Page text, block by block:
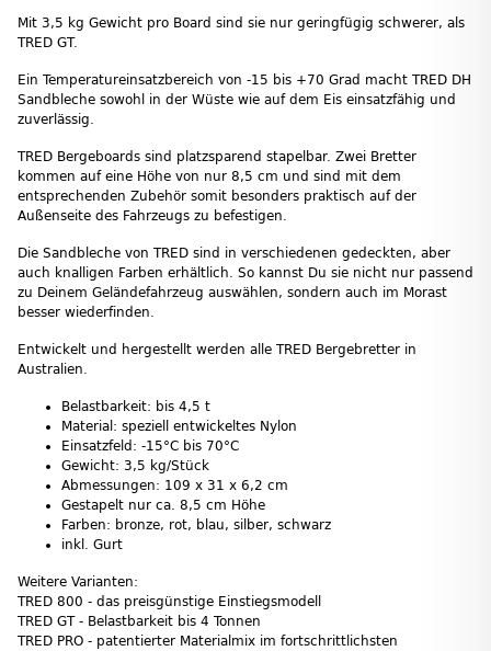
Mit 3,5 kg Gewicht pro Board sind sie nur geringfügig schwerer, als
TRED GT.
Ein Temperatureinsatzbereich von -15 bis +70 Grad macht TRED DH
Sandbleche sowohl in der Wüste wie auf dem Eis einsatzfähig und
zuverlässig.
TRED Bergeboards sind platzsparend stapelbar. Zwei Bretter
kommen auf eine Höhe von nur 8,5 cm und sind mit dem
entsprechenden Zubehör somit besonders praktisch auf der
Außenseite des Fahrzeugs zu befestigen.
Die Sandbleche von TRED sind in verschiedenen gedeckten, aber
auch knalligen Farben erhältlich. So kannst Du sie nicht nur passend
zu Deinem Geländefahrzeug auswählen, sondern auch im Morast
besser wiederfinden.
Entwickelt und hergestellt werden alle TRED Bergebretter in
Australien.
Belastbarkeit: bis 4,5 t
Material: speziell entwickeltes Nylon
Einsatzfeld: -15°C bis 70°C
Gewicht: 3,5 kg/Stück
Abmessungen: 109 x 31 x 6,2 cm
Gestapelt nur ca. 8,5 cm Höhe
Farben: bronze, rot, blau, silber, schwarz
inkl. Gurt
Weitere Varianten:
TRED 800 - das preisgünstige Einstiegsmodell
TRED GT - Belastbarkeit bis 4 Tonnen
TRED PRO - patentierter Materialmix im fortschrittlichsten